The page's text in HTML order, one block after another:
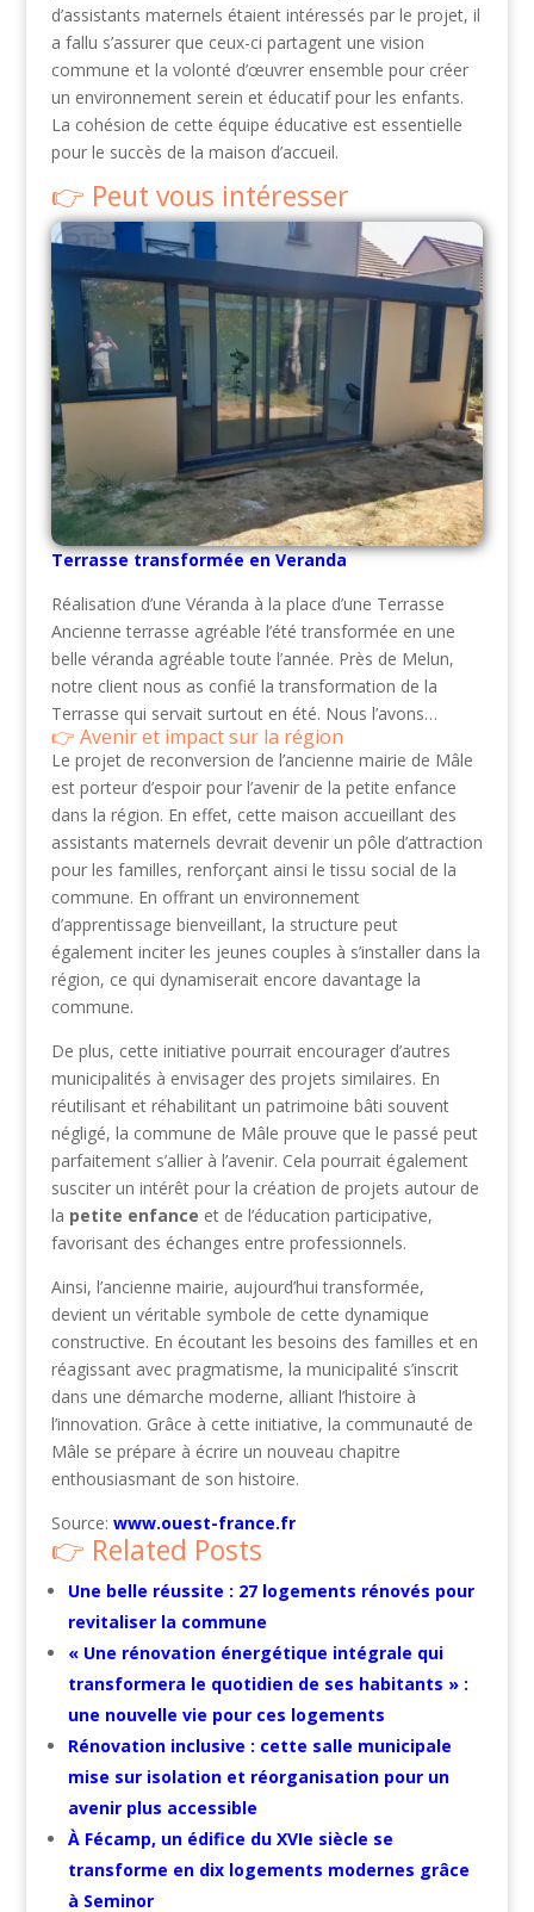
d’assistants maternels étaient intéressés par le projet, il
a fallu s’assurer que ceux-ci partagent une vision
commune et la volonté d’œuvrer ensemble pour créer
un environnement serein et éducatif pour les enfants.
La cohésion de cette équipe éducative est essentielle
pour le succès de la maison d’accueil.
Peut vous intéresser
Terrasse transformée en Veranda
Réalisation d’une Véranda à la place d’une Terrasse
Ancienne terrasse agréable l’été transformée en une
belle véranda agréable toute l’année. Près de Melun,
notre client nous as confié la transformation de la
Terrasse qui servait surtout en été. Nous l’avons…
Avenir et impact sur la région
Le projet de reconversion de l’ancienne mairie de Mâle
est porteur d’espoir pour l’avenir de la petite enfance
dans la région. En effet, cette maison accueillant des
assistants maternels devrait devenir un pôle d’attraction
pour les familles, renforçant ainsi le tissu social de la
commune. En offrant un environnement
d’apprentissage bienveillant, la structure peut
également inciter les jeunes couples à s’installer dans la
région, ce qui dynamiserait encore davantage la
commune.
De plus, cette initiative pourrait encourager d’autres
municipalités à envisager des projets similaires. En
réutilisant et réhabilitant un patrimoine bâti souvent
négligé, la commune de Mâle prouve que le passé peut
parfaitement s’allier à l’avenir. Cela pourrait également
susciter un intérêt pour la création de projets autour de
la petite enfance et de l’éducation participative,
favorisant des échanges entre professionnels.
Ainsi, l’ancienne mairie, aujourd’hui transformée,
devient un véritable symbole de cette dynamique
constructive. En écoutant les besoins des familles et en
réagissant avec pragmatisme, la municipalité s’inscrit
dans une démarche moderne, alliant l’histoire à
l’innovation. Grâce à cette initiative, la communauté de
Mâle se prépare à écrire un nouveau chapitre
enthousiasmant de son histoire.
Source: www.ouest-france.fr
Related Posts
Une belle réussite : 27 logements rénovés pour
revitaliser la commune
« Une rénovation énergétique intégrale qui
transformera le quotidien de ses habitants » :
une nouvelle vie pour ces logements
Rénovation inclusive : cette salle municipale
mise sur isolation et réorganisation pour un
avenir plus accessible
À Fécamp, un édifice du XVIe siècle se
transforme en dix logements modernes grâce
à Seminor